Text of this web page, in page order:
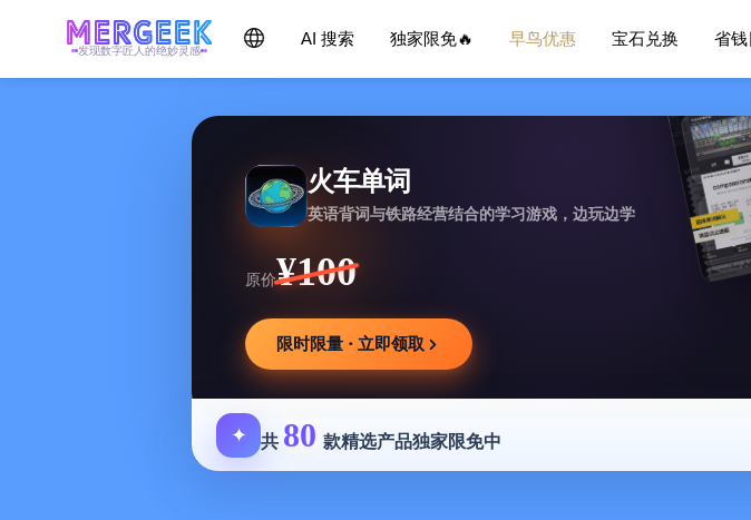
发现数字匠人的绝妙灵感
AI 搜索 独家限免🔥 早鸟优惠 宝石兑换 省钱
火车单词
英语背词与铁路经营结合的学习游戏，边玩边学
原价¥100
限时限量 · 立即领取
✦ 共 80 款精选产品独家限免中